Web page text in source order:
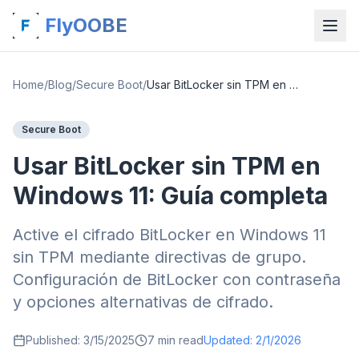
FlyOOBE
Home/Blog/Secure Boot/ Usar BitLocker sin TPM en Windows 11: Guía completa
Secure Boot
Usar BitLocker sin TPM en
Windows 11: Guía completa
Active el cifrado BitLocker en Windows 11
sin TPM mediante directivas de grupo.
Configuración de BitLocker con contraseña
y opciones alternativas de cifrado.
Published: 3/15/2025 7 min readUpdated: 2/1/2026